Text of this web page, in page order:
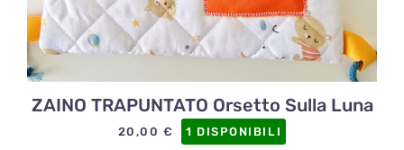
ZAINO TRAPUNTATO Orsetto Sulla Luna
20,00€ 1 DISPONIBILI